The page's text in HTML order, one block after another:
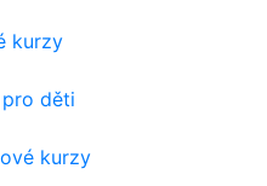
kurzy
děti
kurzy